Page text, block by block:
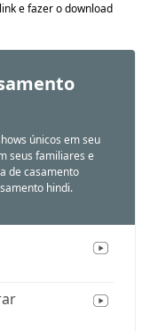
e fazer o download
únicos em seu
seus familiares e
de casamento
hindi.